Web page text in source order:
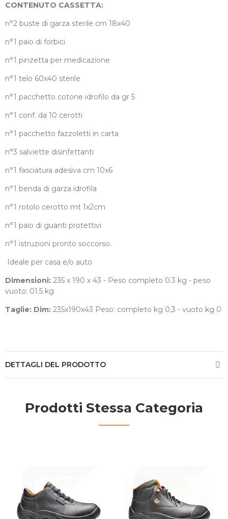
CONTENUTO CASSETTA:
n°2 buste di garza sterile cm 18x40
n°1 paio di forbici
n°1 pinzetta per medicazione
n°1 telo 60x40 sterile
n°1 pacchetto cotone idrofilo da gr 5
n°1 conf. da 10 cerotti
n°1 pacchetto fazzoletti in carta
n°3 salviette disinfettanti
n°1 fasciatura adesiva cm 10x6
n°1 benda di garza idrofila
n°1 rotolo cerotto mt 1x2cm
n°1 paio di guanti protettivi
n°1 istruzioni pronto soccorso.
Ideale per casa e/o auto
Dimensioni: 235 x 190 x 43 - Peso completo 0.3 kg - peso
vuoto: 01.5 kg
Taglie: Dim: 235x190x43 Peso: completo kg 0,3 - vuoto kg 0
DETTAGLI DEL PRODOTTO
Prodotti Stessa Categoria